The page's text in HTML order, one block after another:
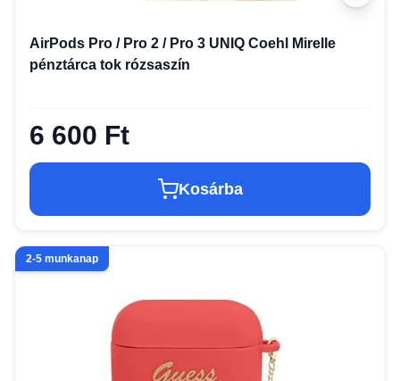
AirPods Pro / Pro 2 / Pro 3 UNIQ Coehl Mirelle
pénztárca tok rózsaszín
6 600 Ft
Kosárba
2-5 munkanap